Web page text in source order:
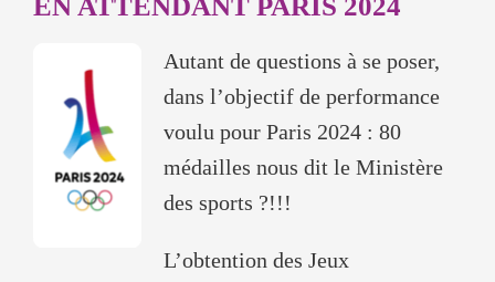
Autant de questions à se poser,
dans l’objectif de performance
voulu pour Paris 2024 : 80
médailles nous dit le Ministère
des sports ?!!!
L’obtention des Jeux